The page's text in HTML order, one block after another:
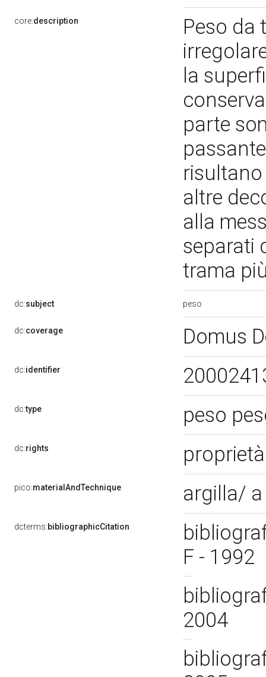
core:description
Peso da
la
parte
risultano
altre
alla
separati
trama
dc:subject peso
dc:coverage Domus
dc:identifier
dc:type peso
dc:rights
pico:materialAndTechnique argilla/
dcterms:bibliographicCitation
F - 1992
2004